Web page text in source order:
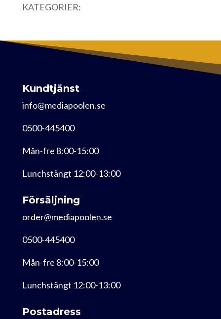
KATEGORIER:
Kundtjänst
info@mediapoolen.se
0500-445400
Mån-fre 8:00-15:00
Lunchstängt 12:00-13:00
Försäljning
order@mediapoolen.se
0500-445400
Mån-fre 8:00-15:00
Lunchstängt 12:00-13:00
Postadress